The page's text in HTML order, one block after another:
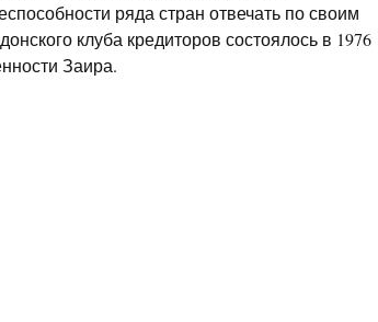
ряда стран отвечать по своим
клуба кредиторов состоялось в 1976
Заира.